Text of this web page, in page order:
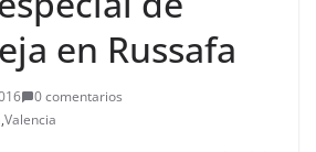
en Russafa
0 comentarios
,Valencia